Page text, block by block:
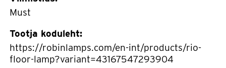
Must
Tootja koduleht:
https://robinlamps.com/en-int/products/rio-
floor-lamp?variant=43167547293904